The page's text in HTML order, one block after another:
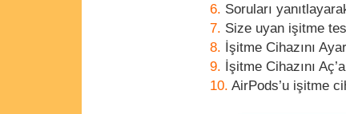
Soruları
Size uyan işitme
İşitme Cihazını
İşitme Cihazını
AirPods’u işitme